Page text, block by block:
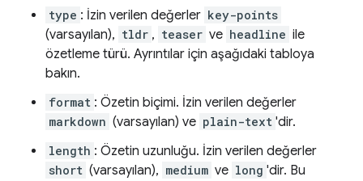
type : İzin verilen değerler key-points
(varsayılan), tldr , teaser ve headline ile
özetleme türü. Ayrıntılar için aşağıdaki tabloya
bakın.
format : Özetin biçimi. İzin verilen değerler
markdown (varsayılan) ve plain-text 'dir.
length : Özetin uzunluğu. İzin verilen değerler
short (varsayılan), medium ve long 'dir. Bu